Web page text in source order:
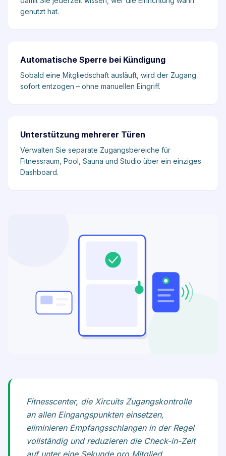
genutzt hat.
Automatische Sperre bei Kündigung
Sobald eine Mitgliedschaft ausläuft, wird der Zugang
sofort entzogen – ohne manuellen Eingriff.
Unterstützung mehrerer Türen
Verwalten Sie separate Zugangsbereiche für
Fitnessraum, Pool, Sauna und Studio über ein einziges
Dashboard.
Fitnesscenter, die Xircuits Zugangskontrolle
an allen Eingangspunkten einsetzen,
eliminieren Empfangsschlangen in der Regel
vollständig und reduzieren die Check-in-Zeit